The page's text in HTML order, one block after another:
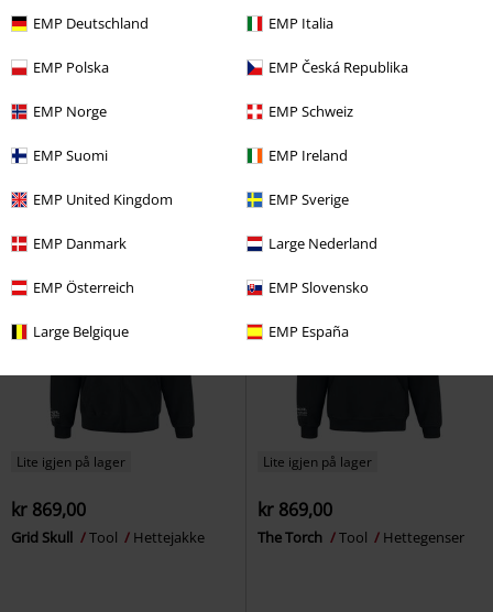
EMP Deutschland EMP Italia
EMP Polska EMP Česká Republika
EMP Norge EMP Schweiz
EMP Suomi EMP Ireland
EMP United Kingdom EMP Sverige
EMP Danmark Large Nederland
EMP Österreich EMP Slovensko
Large Belgique EMP España
Metallic silver Logo Being Tool
Lite igjen på lager
kr 869,00
Grid Skull Tool Hettejakke
Lite igjen på lager
kr 869,00
The Torch Tool Hettegenser